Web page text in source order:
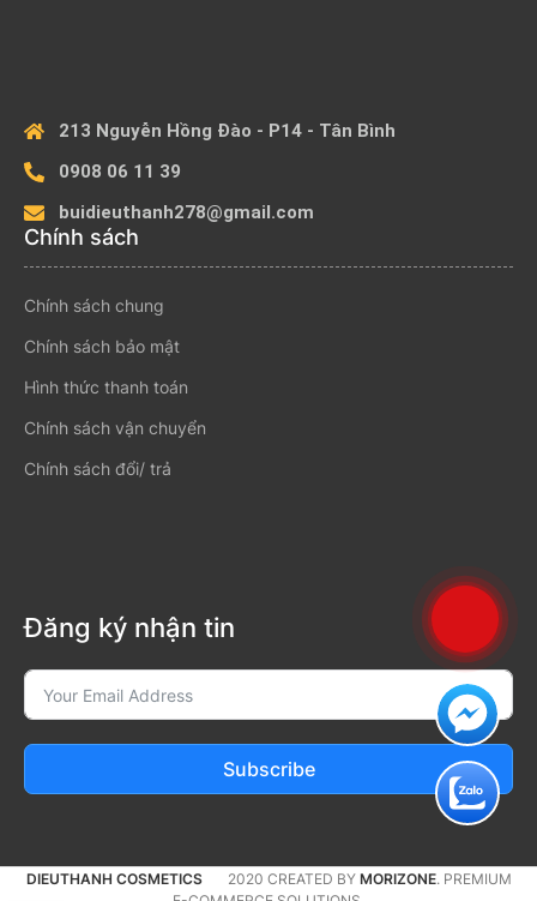
213 Nguyễn Hồng Đào - P14 - Tân Bình
0908 06 11 39
buidieuthanh278@gmail.com
Chính sách
Chính sách chung
Chính sách bảo mật
Hình thức thanh toán
Chính sách vận chuyển
Chính sách đổi/ trả
Đăng ký nhận tin
Subscribe
DIEUTHANH COSMETICS 2020 CREATED BY MORIZONE. PREMIUM